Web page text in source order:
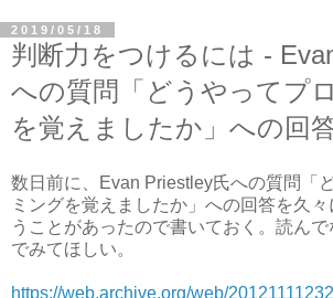
2019/05/18
判断力をつけるには -
への質問「どうやってプ
を覚えましたか」への回
数日前に、Evan Priestley氏への質問「
ミングを覚えましたか」への回答を久
うことがあったので書いておく。読ん
でみてほしい。
https://web.archive.org/web/